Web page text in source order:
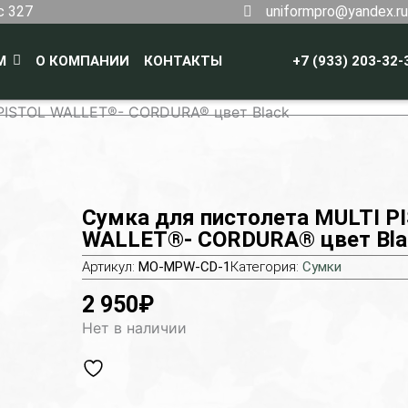
327 uniformpro@yandex.ru
О КОМПАНИИ КОНТАКТЫ +7 (933) 203-32-
WALLET®- CORDURA® цвет Black
Сумка для пистолета MULTI
WALLET®- CORDURA® цвет
Артикул: MO-MPW-CD-1Категория: Сумки
2 950₽
Нет в наличии